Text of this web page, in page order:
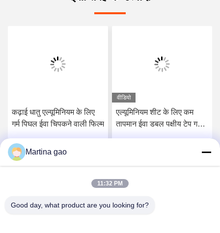
कढ़ाई धातु एल्यूमिनियम के लिए
गर्म पिघल ईवा चिपकने वाली फिल्म
सर्वोत्तम मूल्य प्राप्त करें
वीडियो
एल्यूमिनियम शीट के लिए कम
तापमान ईवा डबल पक्षीय टेप गर्म
Martina gao
11:32 PM
Good day, what product are you looking for?